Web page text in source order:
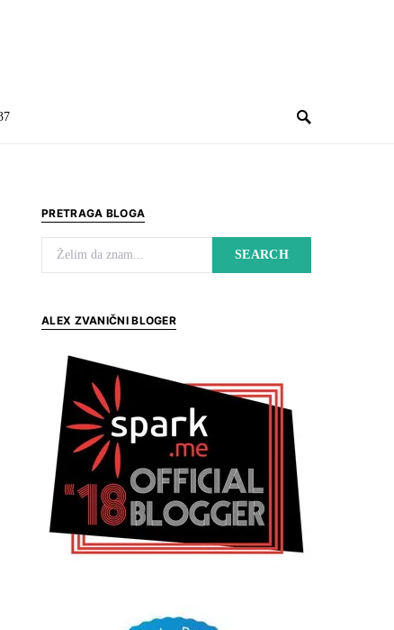
PRETRAGA BLOGA
Search for:
SEARCH
ALEX ZVANIČNI BLOGER